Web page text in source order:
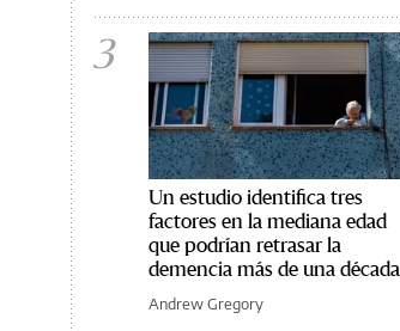
3
Un estudio identifica tres
factores en la mediana edad
que podrían retrasar la
demencia más de una década
Andrew Gregory